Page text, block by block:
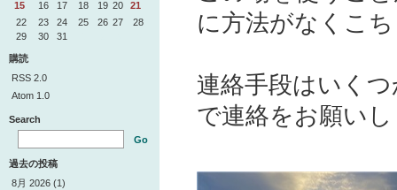
15
16 17 18 19 20
21
22
23 24 25 26 27
28
29
30 31
購読
RSS 2.0
Atom 1.0
Search
Go
過去の投稿
8月 2026 (1)
に方法がなくこ
連絡手段はいく
で連絡をお願い